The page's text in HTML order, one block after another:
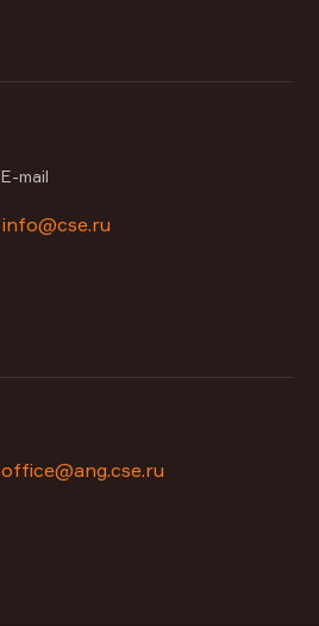
E-mail
info@cse.ru
office@ang.cse.ru